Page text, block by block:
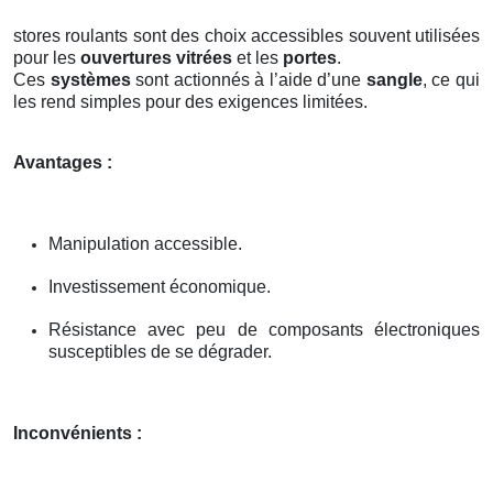
stores roulants sont des choix accessibles souvent utilisées
pour les ouvertures vitrées et les portes.
Ces systèmessont actionnés à l’aide d’une sangle, ce qui
les rend simples pour des exigences limitées.
Avantages :
Manipulation accessible.
Investissement économique.
Résistance avec peu de composants électroniques
susceptibles de se dégrader.
Inconvénients :